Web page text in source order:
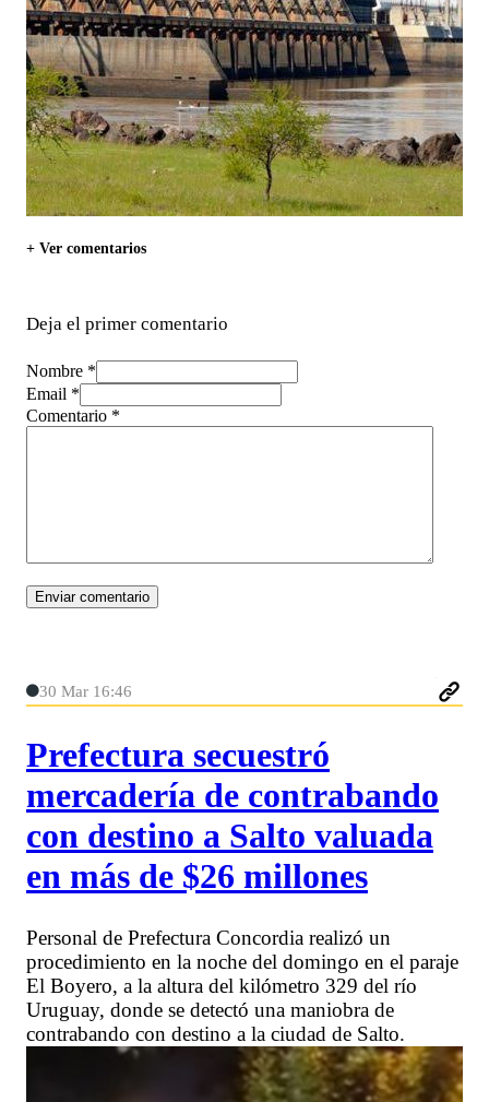
+ Ver comentarios
Deja el primer comentario
Nombre *
Email *
Comentario *
30 Mar 16:46
Prefectura secuestró
mercadería de contrabando
con destino a Salto valuada
en más de $26 millones
Personal de Prefectura Concordia realizó un
procedimiento en la noche del domingo en el paraje
El Boyero, a la altura del kilómetro 329 del río
Uruguay, donde se detectó una maniobra de
contrabando con destino a la ciudad de Salto.